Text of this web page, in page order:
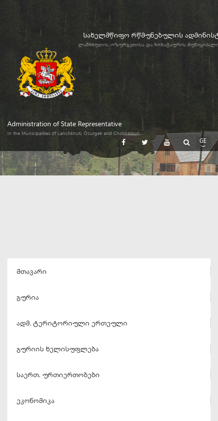
სახელმწიფო რწმუნებულის
ლანჩხუთის, ოზურგეთისა და ჩოხატაურის
Administration of State Representative
In the Municipalities of Lanchkhuti, Ozurgeti and Chokhatauri
GE
EN
RU
მთავარი
გურია
ადმ. ტერიტორიული ერთეული
გურიის ხელისუფლება
საერთ. ურთიერთობები
ეკონომიკა